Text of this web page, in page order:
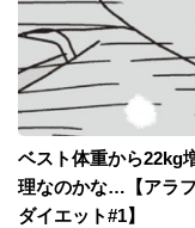
ベスト体重から22kg
理なのかな…【アラ
ダイエット#1】